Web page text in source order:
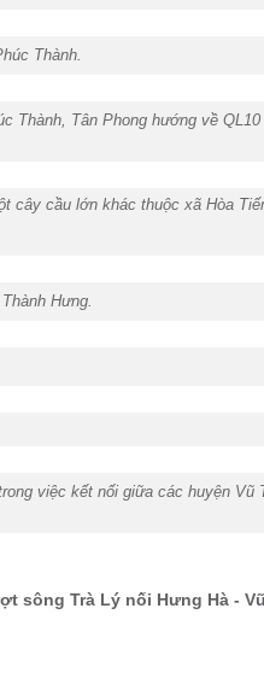
Thành.
Thành, Tân Phong hướng về
cầu lớn khác thuộc xã Hòa
Hưng.
việc kết nối giữa các huyện Vũ